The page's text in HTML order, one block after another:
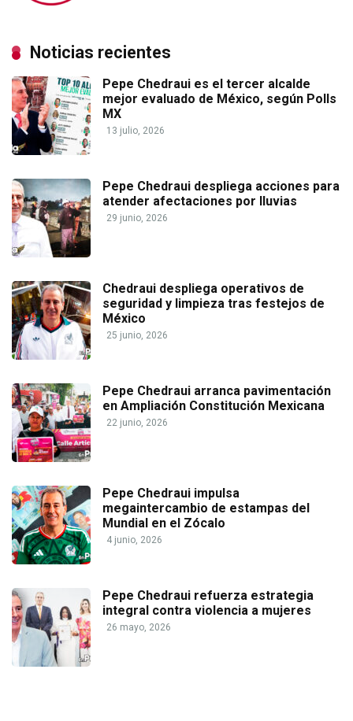
Noticias recientes
Pepe Chedraui es el tercer alcalde
mejor evaluado de México, según Polls
MX
13 julio, 2026
Pepe Chedraui despliega acciones para
atender afectaciones por lluvias
29 junio, 2026
Chedraui despliega operativos de
seguridad y limpieza tras festejos de
México
25 junio, 2026
Pepe Chedraui arranca pavimentación
en Ampliación Constitución Mexicana
22 junio, 2026
Pepe Chedraui impulsa
megaintercambio de estampas del
Mundial en el Zócalo
4 junio, 2026
Pepe Chedraui refuerza estrategia
integral contra violencia a mujeres
26 mayo, 2026